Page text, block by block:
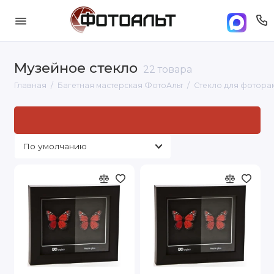
Музейное стекло 22 товара
Главная Багетная мастерская ФотоАльт Стекло для
высокой прозрачностью, минимальным отражением света и
применяют в музеях, галереях, на выставках, а также для
оформления ценных предметов искусства и документов.
Настроены аппаратного полка товаров.
Особенности музейного
стекла: